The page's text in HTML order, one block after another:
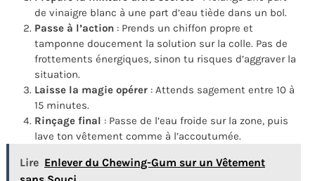
de vinaigre blanc à une part d’eau tiède dans un bol.
Passe à l’action : Prends un chiffon propre et
tamponne doucement la solution sur la colle. Pas de
frottements énergiques, sinon tu risques d’aggraver la
situation.
Laisse la magie opérer : Attends sagement entre 10 à
15 minutes.
Rinçage final : Passe de l’eau froide sur la zone, puis
lave ton vêtement comme à l’accoutumée.
Lire Enlever du Chewing-Gum sur un Vêtement